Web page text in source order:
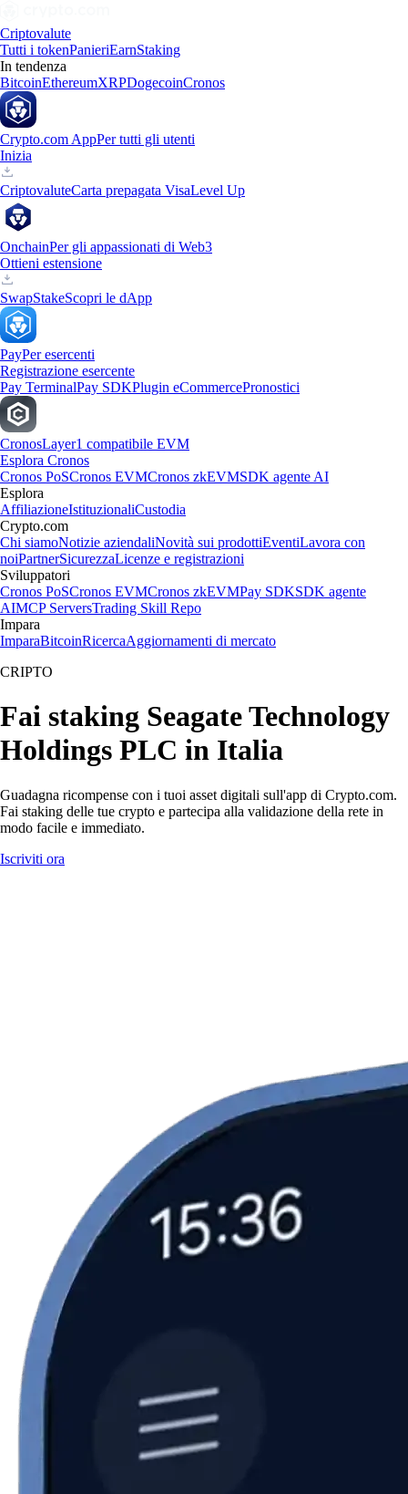
Criptovalute
Tutti i tokenPanieriEarnStaking
In tendenza
BitcoinEthereumXRPDogecoinCronos
Crypto.com AppPer tutti gli utenti
Inizia
CriptovaluteCarta prepagata VisaLevel Up
OnchainPer gli appassionati di Web3
Ottieni estensione
SwapStakeScopri le dApp
PayPer esercenti
Registrazione esercente
Pay TerminalPay SDKPlugin eCommercePronostici
CronosLayer1 compatibile EVM
Esplora Cronos
Cronos PoSCronos EVMCronos zkEVMSDK agente AI
Esplora
AffiliazioneIstituzionaliCustodia
Crypto.com
Chi siamoNotizie aziendaliNovità sui prodottiEventiLavora con
noiPartnerSicurezzaLicenze e registrazioni
Sviluppatori
Cronos PoSCronos EVMCronos zkEVMPay SDKSDK agente
AIMCP ServersTrading Skill Repo
Impara
ImparaBitcoinRicercaAggiornamenti di mercato
CRIPTO
Fai staking Seagate Technology
Holdings PLC in Italia
Guadagna ricompense con i tuoi asset digitali sull'app di Crypto.com.
Fai staking delle tue crypto e partecipa alla validazione della rete in
modo facile e immediato.
Iscriviti ora